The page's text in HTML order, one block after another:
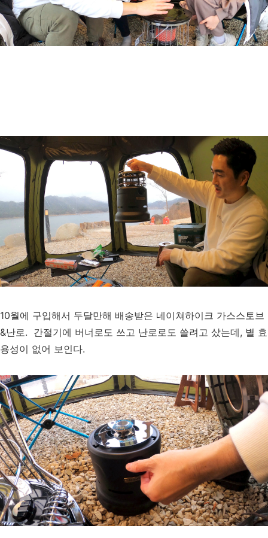
10월에 구입해서 두달만해 배송받은 네이쳐하이크 가스스토브
&난로. 간절기에 버너로도 쓰고 난로로도 쓸려고 샀는데, 별 효
용성이 없어 보인다.